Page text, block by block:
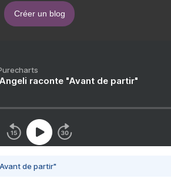
Créer un blog
raconte "Avant de partir"
de partir"